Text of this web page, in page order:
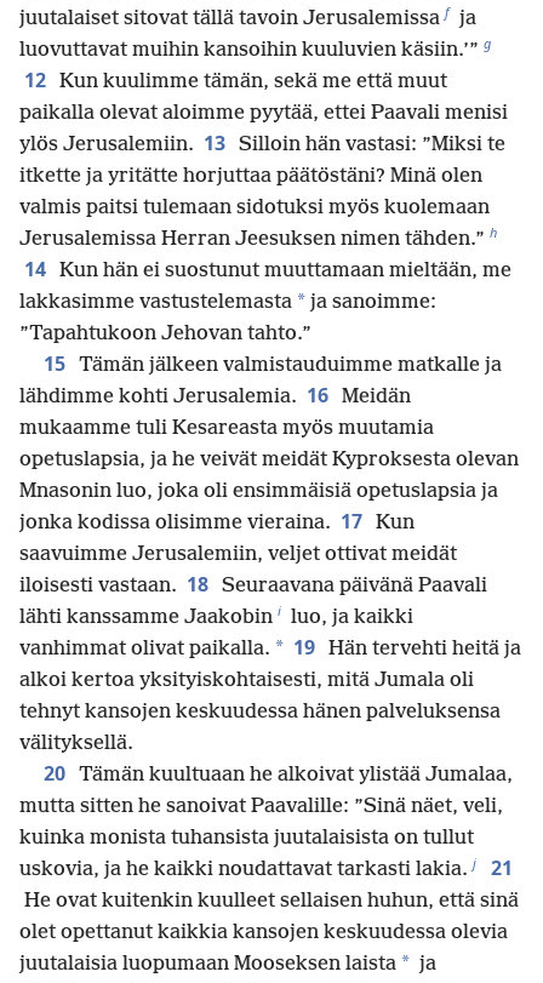
juutalaiset sitovat tällä tavoin Jerusalemissa f ja
luovuttavat muihin kansoihin kuuluvien käsiin.’” g
12 Kun kuulimme tämän, sekä me että muut
paikalla olevat aloimme pyytää, ettei Paavali menisi
ylös Jerusalemiin. 13 Silloin hän vastasi: ”Miksi te
itkette ja yritätte horjuttaa päätöstäni? Minä olen
valmis paitsi tulemaan sidotuksi myös kuolemaan
Jerusalemissa Herran Jeesuksen nimen tähden.” h
14 Kun hän ei suostunut muuttamaan mieltään, me
lakkasimme vastustelemasta * ja sanoimme:
”Tapahtukoon Jehovan tahto.”
15 Tämän jälkeen valmistauduimme matkalle ja
lähdimme kohti Jerusalemia. 16 Meidän
mukaamme tuli Kesareasta myös muutamia
opetuslapsia, ja he veivät meidät Kyproksesta olevan
Mnasonin luo, joka oli ensimmäisiä opetuslapsia ja
jonka kodissa olisimme vieraina. 17 Kun
saavuimme Jerusalemiin, veljet ottivat meidät
iloisesti vastaan. 18 Seuraavana päivänä Paavali
lähti kanssamme Jaakobin i luo, ja kaikki
vanhimmat olivat paikalla. * 19 Hän tervehti heitä ja
alkoi kertoa yksityiskohtaisesti, mitä Jumala oli
tehnyt kansojen keskuudessa hänen palveluksensa
välityksellä.
20 Tämän kuultuaan he alkoivat ylistää Jumalaa,
mutta sitten he sanoivat Paavalille: ”Sinä näet, veli,
kuinka monista tuhansista juutalaisista on tullut
uskovia, ja he kaikki noudattavat tarkasti lakia. j 21
He ovat kuitenkin kuulleet sellaisen huhun, että sinä
olet opettanut kaikkia kansojen keskuudessa olevia
juutalaisia luopumaan Mooseksen laista * ja